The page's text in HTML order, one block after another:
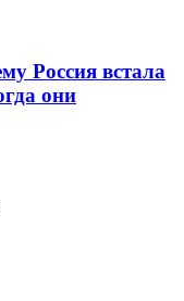
Россия встала
они